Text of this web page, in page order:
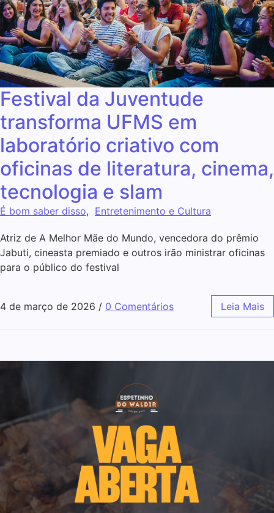
Festival da Juventude
transforma UFMS em
laboratório criativo com
oficinas de literatura, cinema,
tecnologia e slam
É bom saber disso, Entretenimento e Cultura
Atriz de A Melhor Mãe do Mundo, vencedora do prêmio
Jabuti, cineasta premiado e outros irão ministrar oficinas
para o público do festival
4 de março de 2026 / 0 Comentários Leia Mais